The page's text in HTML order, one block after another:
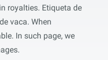
royalties. Etiqueta de
vaca. When
In such page, we